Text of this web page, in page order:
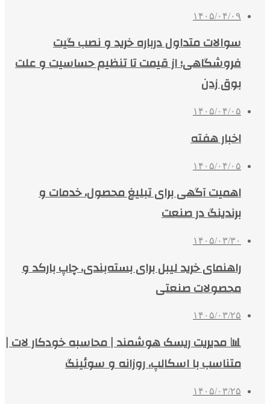
۱۴۰۵/۰۴/۰۹
سوالات متداول درباره خرید و نصب گیت
فروشگاهی؛ از قیمت تا تنظیم حساسیت و علت
بوق زدن
۱۴۰۵/۰۴/۰۵
اخبار هفته
۱۴۰۵/۰۴/۰۵
اهمیت آگهی برای تبلیغ محصول، خدمات و
برندینگ در صنعت
۱۴۰۵/۰۳/۳۰
راهنمای خرید لیبل برای بسته‌بندی، چاپ بارکد و
محصولات صنعتی
۱۴۰۵/۰۳/۲۵
📊 مدیریت ریسک هوشمند | محاسبه خودکار لات |
متناسب با اسکالپ، روزانه و سوئینگ
۱۴۰۵/۰۳/۲۵